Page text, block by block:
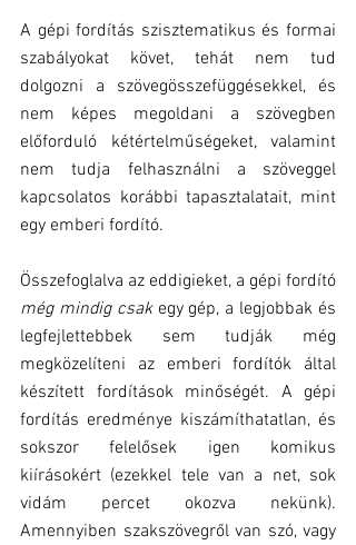
A gépi fordítás szisztematikus és formai
szabályokat követ, tehát nem tud
dolgozni a szövegösszefüggésekkel, és
nem képes megoldani a szövegben
előforduló kétértelműségeket, valamint
nem tudja felhasználni a szöveggel
kapcsolatos korábbi tapasztalatait, mint
egy emberi fordító.
Összefoglalva az eddigieket, a gépi fordító
még mindig csak egy gép, a legjobbak és
legfejlettebbek sem tudják még
megközelíteni az emberi fordítók által
készített fordítások minőségét. A gépi
fordítás eredménye kiszámíthatatlan, és
sokszor felelősek igen komikus
kiírásokért (ezekkel tele van a net, sok
vidám percet okozva nekünk).
Amennyiben szakszövegről van szó, vagy